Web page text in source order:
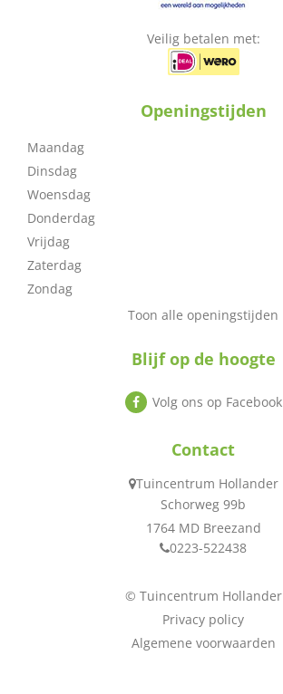
Veilig betalen met:
Openingstijden
Maandag
Dinsdag
Woensdag
Donderdag
Vrijdag
Zaterdag
Zondag
Toon alle openingstijden
Blijf op de hoogte
Volg ons op Facebook
Contact
Tuincentrum Hollander
Schorweg 99b
1764 MD Breezand
0223-522438
© Tuincentrum Hollander
Privacy policy
Algemene voorwaarden